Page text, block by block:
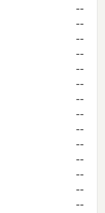
--
--
--
--
--
--
--
--
--
--
--
--
--
--